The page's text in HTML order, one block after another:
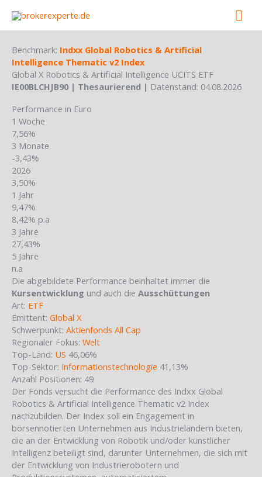
content
Benchmark: Indxx Global Robotics & Artificial
Intelligence Thematic v2 Index
Global X Robotics & Artificial Intelligence UCITS ETF
IE00BLCHJB90 | Thesaurierend | Datenstand: 04.08.2026
Performance in Euro
1 Woche
7,56%
3 Monate
-3,43%
2026
3,50%
1 Jahr
9,47%
8,42% p.a
3 Jahre
27,43%
5 Jahre
n.a
Die abgebildete Performance beinhaltet immer die
Kursentwicklung und auch die Ausschüttungen
Art: ETF
Emittent: Global X
Schwerpunkt: Aktienfonds All Cap
Regionaler Fokus: Welt
Top-Land: US 46,06%
Top-Sektor: Informationstechnologie 41,13%
Anzahl Positionen: 49
Der Fonds versucht die Performance des Indxx Global
Robotics & Artificial Intelligence Thematic v2 Index
nachzubilden. Der Index soll ein Engagement in
börsennotierten Unternehmen aus Industrieländern bieten,
die an der Entwicklung von Robotik und/oder künstlicher
Intelligenz beteiligt sind, darunter Unternehmen, die sich mit
der Entwicklung von Industrierobotern und